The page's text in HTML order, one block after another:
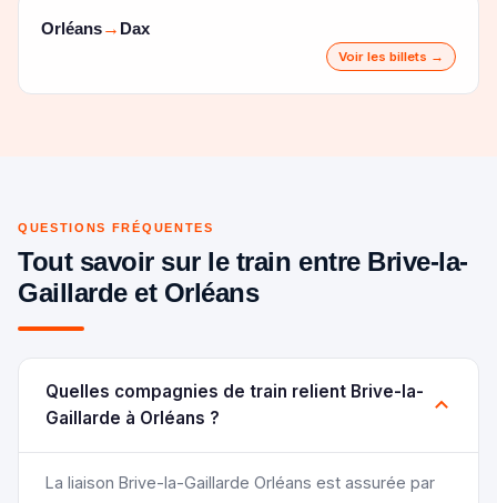
Orléans→ Dax
Voir les billets →
QUESTIONS FRÉQUENTES
Tout savoir sur le train entre Brive-la-
Gaillarde et Orléans
Quelles compagnies de train relient Brive-la-
Gaillarde à Orléans ?
La liaison Brive-la-Gaillarde Orléans est assurée par